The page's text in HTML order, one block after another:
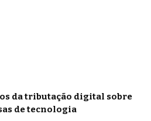
da tributação digital sobre
de tecnologia